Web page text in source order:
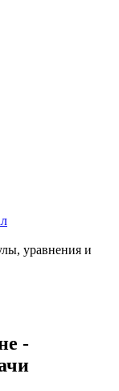
уравнения и
-